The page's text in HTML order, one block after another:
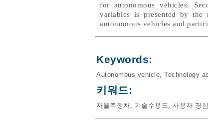
for autonomous vehicles.
variables is presented by the
autonomous vehicles and
Keywords:
Autonomous vehicle, Technology
키워드:
자율주행차, 기술수용도, 사용자 경험